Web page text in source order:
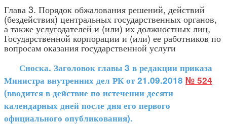
Глава 3. Порядок обжалования решений, действий
(бездействия) центральных государственных органов,
а также услугодателей и (или) их должностных лиц,
Государственной корпорации и (или) ее работников по
вопросам оказания государственной услуги
Сноска. Заголовок главы 3 в редакции приказа
Министра внутренних дел РК от 21.09.2018 № 524
(вводится в действие по истечении десяти
календарных дней после дня его первого
официального опубликования).